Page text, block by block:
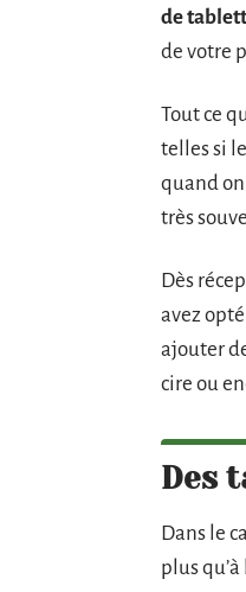
de
de votre
Tout ce
telles si
quand
très
Dès
avez
ajouter
cire ou
Des
Dans le
plus